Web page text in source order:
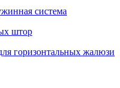
система
штор
горизонтальных жалюзи